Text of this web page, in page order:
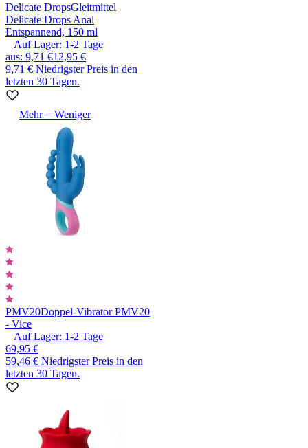
Delicate DropsGleitmittel
Delicate Drops Anal
Entspannend, 150 ml
Auf Lager: 1-2 Tage
aus: 9,71 €12,95 €
9,71 € Niedrigster Preis in den
letzten 30 Tagen.
Mehr = Weniger
PMV20Doppel-Vibrator PMV20
- Vice
Auf Lager: 1-2 Tage
69,95 €
59,46 € Niedrigster Preis in den
letzten 30 Tagen.